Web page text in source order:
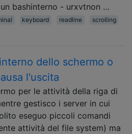
bashinterno - urxvtnon …
keyboard readline
scrolling
dello schermo o
l'uscita
per le attività della riga di
gestisco i server in cui
eseguo piccoli comandi
attività del file system) ma